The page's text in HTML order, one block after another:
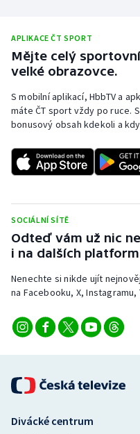
APLIKACE ČT SPORT
Mějte celý
velké obrazovce.
S mobilní aplikací, HbbTV a
máte ČT sport vždy po ruce.
bonusový obsah kdekoli a
SOCIÁLNÍ SÍTĚ
Odteď vám už nic
i na dalších
Nenechte si nikde ujít
na Facebooku, X,
Divácké centrum